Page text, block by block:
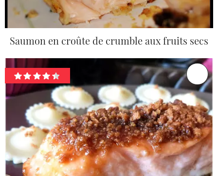
Saumon en croûte de crumble aux fruits secs